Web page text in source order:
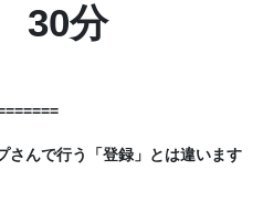
30分
さんで行う「登録」とは違います